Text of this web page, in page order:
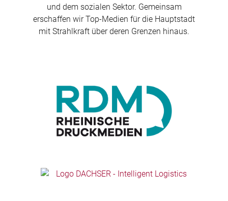
und dem sozialen Sektor. Gemeinsam
erschaffen wir Top-Medien für die Hauptstadt
mit Strahlkraft über deren Grenzen hinaus.